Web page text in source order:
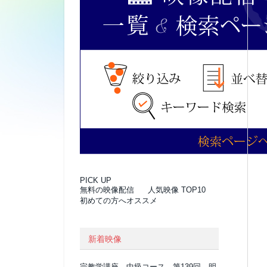
PICK UP
無料の映像配信
人気映像 TOP10
初めての方へオススメ
新着映像